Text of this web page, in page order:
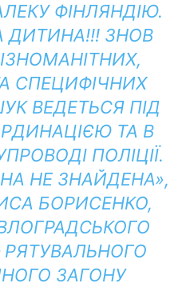
ФІНЛЯНДІЮ.
ДИТИНА!!! ЗНОВ
СПЕЦИФІЧНИХ
ВЕДЕТЬСЯ ПІД
ТА В
ПОЛІЦІЇ.
НЕ ЗНАЙДЕНА»,
БОРИСЕНКО,
ЗАГОНУ